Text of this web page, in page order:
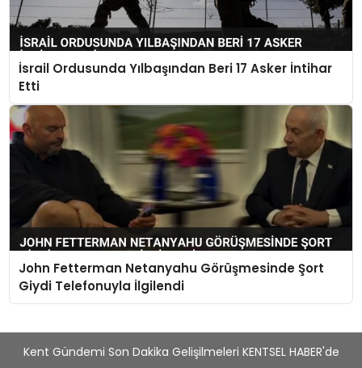
İsrail Ordusunda Yılbaşından Beri 17 Asker İntihar
Etti
John Fetterman Netanyahu Görüşmesinde Şort
Giydi Telefonuyla İlgilendi
Kent Gündemi Son Dakika Gelişilmeleri KENTSEL HABER'de